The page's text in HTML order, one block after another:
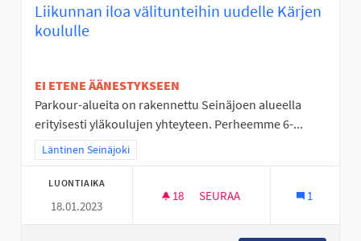
Liikunnan iloa välitunteihin uudelle Kärjen
koululle
EI ETENE ÄÄNESTYKSEEN
Parkour-alueita on rakennettu Seinäjoen alueella
erityisesti yläkoulujen yhteyteen. Perheemme 6-...
Rajaa tulokset teeman mukaan: Läntinen Seinäjoki
Läntinen Seinäjoki
LUONTIAIKA
18.01.2023
18 18 SEURAAJAA
SEURAA 1